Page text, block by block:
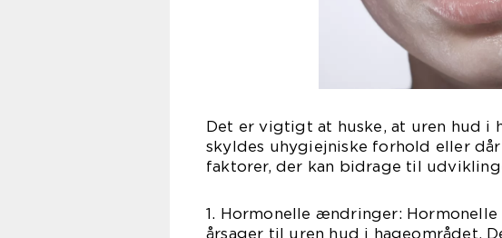
Det er vigtigt at huske, at uren hud i
skyldes uhygiejniske forhold eller
faktorer, der kan bidrage til
1. Hormonelle ændringer:
årsager til uren hud i hageområdet.